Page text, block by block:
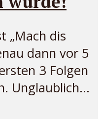
„Mach dis
dann vor 5
3 Folgen
Unglaublich...